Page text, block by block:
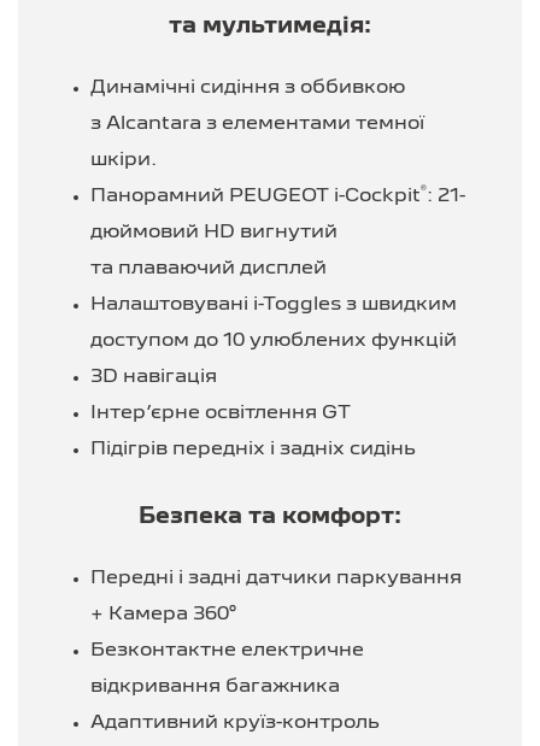
та мультимедія:
Динамічні сидіння з оббивкою
з Alcantara з елементами темної
шкіри.
Панорамний PEUGEOT i-Cockpit®: 21-
дюймовий HD вигнутий
та плаваючий дисплей
Налаштовувані i-Toggles з швидким
доступом до 10 улюблених функцій
3D навігація
Інтер’єрне освітлення GT
Підігрів передніх і задніх сидінь
Безпека та комфорт:
Передні і задні датчики паркування
+ Камера 360°
Безконтактне електричне
відкривання багажника
Адаптивний круїз-контроль